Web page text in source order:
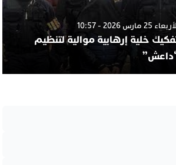
25 مارس 2026 - 10:57
خلية إرهابية موالية لتنظيم